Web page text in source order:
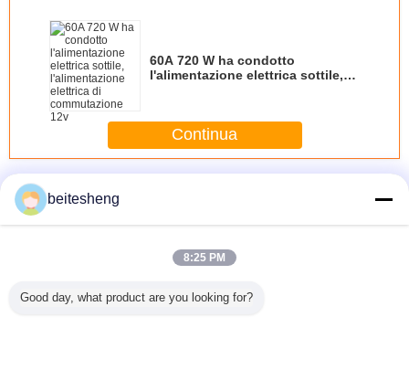
60A 720 W ha condotto
l'alimentazione elettrica sottile,
Continua
PiùAlimentazione elettrica di 12 volt LED
variable
Volt LED Power
IP68 Constant
beitesheng
8:25 PM
Good day, what product are you looking for?